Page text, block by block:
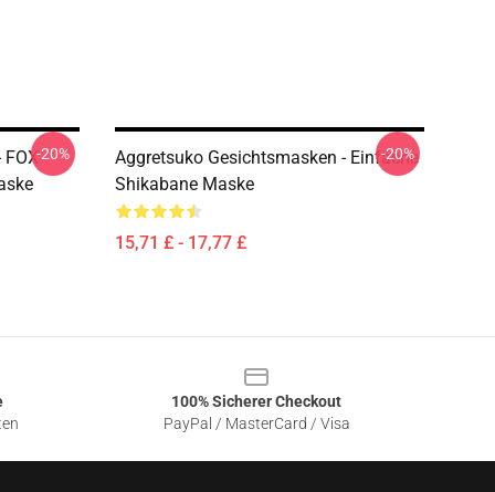
-20%
Aggretsuko Gesichtsmasken - Einfache
Shikabane Maske
15,71 £ - 17,77 £
-20%
100% Sicherer Checkout
PayPal / MasterCard / Visa